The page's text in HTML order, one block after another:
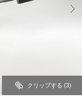
クリップする (3)